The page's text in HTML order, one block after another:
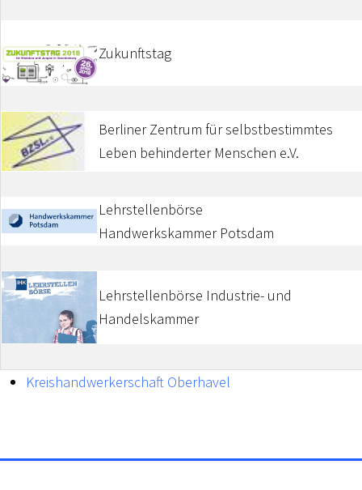
Zukunftstag
Berliner Zentrum für selbstbestimmtes
Leben behinderter Menschen e.V.
Lehrstellenbörse
Handwerkskammer Potsdam
Lehrstellenbörse Industrie- und
Handelskammer
Kreishandwerkerschaft Oberhavel